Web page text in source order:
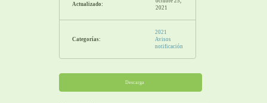
Actualizado:
2021
Categorías:
2021
Avisos
notificación
Descarga